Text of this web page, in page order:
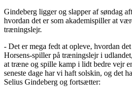
Gindeberg ligger og slapper af søndag
hvordan det er som akademispiller at
træningslejr.
- Det er mega fedt at opleve, hvordan
Horsens-spiller på træningslejr i
at træne og spille kamp i lidt bedre vejr
seneste dage har vi haft solskin, og det
Selius Gindeberg og fortsætter: